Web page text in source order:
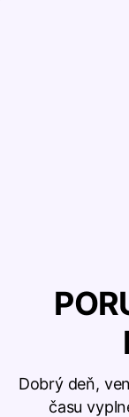
Dobrý deň,
času